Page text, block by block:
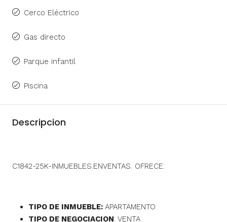
Cerco Eléctrico
Gas directo
Parque infantil
Piscina
Descripcion
C1842-25K-INMUEBLES.ENVENTAS. OFRECE:
TIPO DE INMUEBLE: APARTAMENTO
TIPO DE NEGOCIACION: VENTA